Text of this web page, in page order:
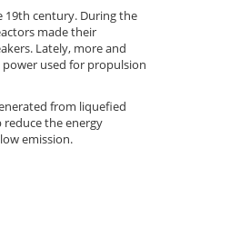
19th century. During the
made their
Lately, more and
used for propulsion
from liquefied
the energy
emission.